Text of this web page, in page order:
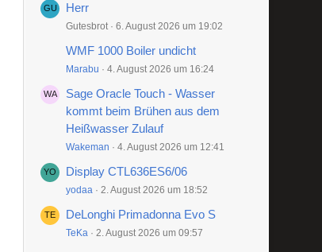
Herr
Gutesbrot 6. August 2026 um 19:02
WMF 1000 Boiler undicht
Marabu 4. August 2026 um 16:24
Sage Oracle Touch - Wasser
kommt beim Brühen aus dem
Heißwasser Zulauf
Wakeman 4. August 2026 um 12:41
Display CTL636ES6/06
yodaa 2. August 2026 um 18:52
DeLonghi Primadonna Evo S
TeKa 2. August 2026 um 09:57